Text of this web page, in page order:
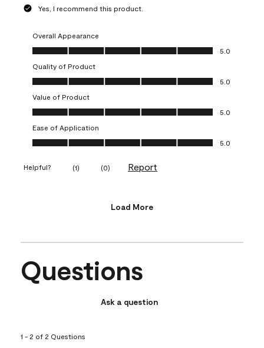
Yes, I recommend this product.
Overall Appearance
Overall Appearance, 5.0 out of 5
5.0
Quality of Product
Quality of Product, 5.0 out of 5
5.0
Value of Product
Value of Product, 5.0 out of 5
5.0
Ease of Application
Ease of Application, 5.0 out of 5
5.0
Helpful? (1) (0) Report
Load More
Questions
Ask a question
1 - 2 of 2 Questions